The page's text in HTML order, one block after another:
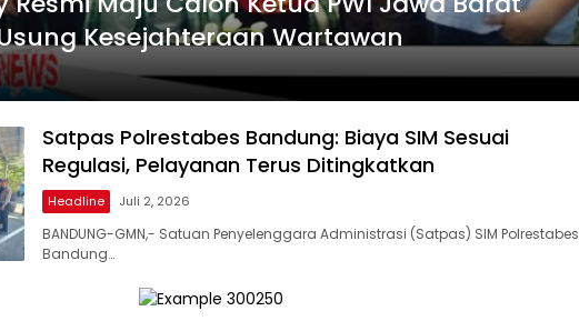
Kesejahteraan Wartawan
Satpas Polrestabes Bandung: Biaya SIM Sesuai
Regulasi, Pelayanan Terus Ditingkatkan
Headline Juli 2, 2026
BANDUNG-GMN,- Satuan Penyelenggara Administrasi (Satpas) SIM Polrestabes
Bandung…